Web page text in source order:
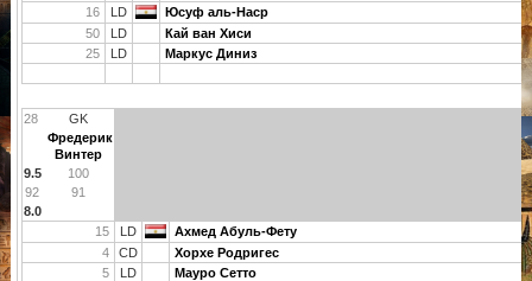
16
LD
Юсуф аль-Наср
50
LD
Кай ван Хиси
25
LD Маркус Диниз
28
GK
Фредерик
Винтер
9.5
100
92
91
8.0
15
LD
Ахмед Абуль-Фету
4
CD
Хорхе Родригес
5
LD
Мауро Сетто